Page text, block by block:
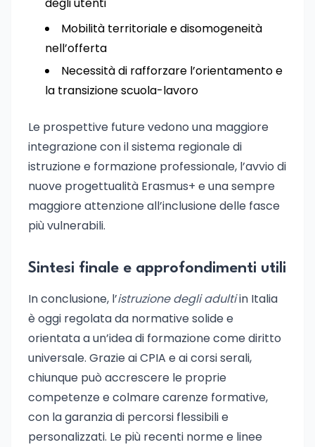
Mobilità territoriale e disomogeneità
nell’offerta
Necessità di rafforzare l’orientamento e
la transizione scuola-lavoro
Le prospettive future vedono una maggiore
integrazione con il sistema regionale di
istruzione e formazione professionale, l’avvio di
nuove progettualità Erasmus+ e una sempre
maggiore attenzione all’inclusione delle fasce
più vulnerabili.
Sintesi finale e approfondimenti utili
In conclusione, l’istruzione degli adultiin Italia
è oggi regolata da normative solide e
orientata a un’idea di formazione come diritto
universale. Grazie ai CPIA e ai corsi serali,
chiunque può accrescere le proprie
competenze e colmare carenze formative,
con la garanzia di percorsi flessibili e
personalizzati. Le più recenti norme e linee